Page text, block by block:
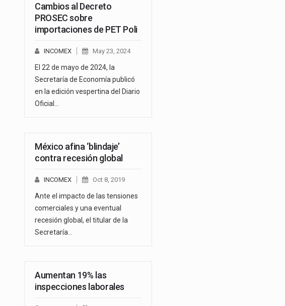
Cambios al Decreto
PROSEC sobre
importaciones de PET Poli
INCOMEX May 23, 2024
El 22 de mayo de 2024, la
Secretaría de Economía publicó
en la edición vespertina del Diario
Oficial…
México afina ‘blindaje’
contra recesión global
INCOMEX Oct 8, 2019
Ante el impacto de las tensiones
comerciales y una eventual
recesión global, el titular de la
Secretaría…
Aumentan 19% las
inspecciones laborales